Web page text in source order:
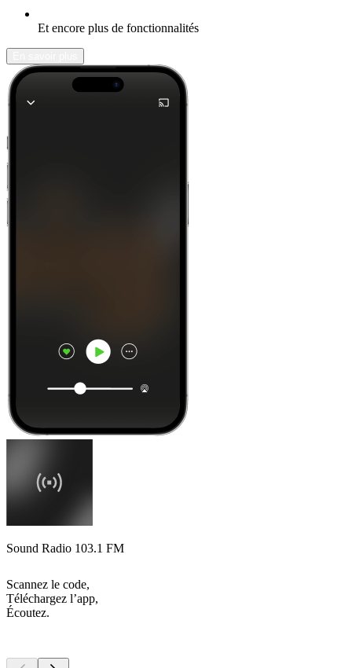
Et encore plus de fonctionnalités
Sound Radio 103.1 FM
Scannez le code,
Téléchargez l’app,
Écoutez.